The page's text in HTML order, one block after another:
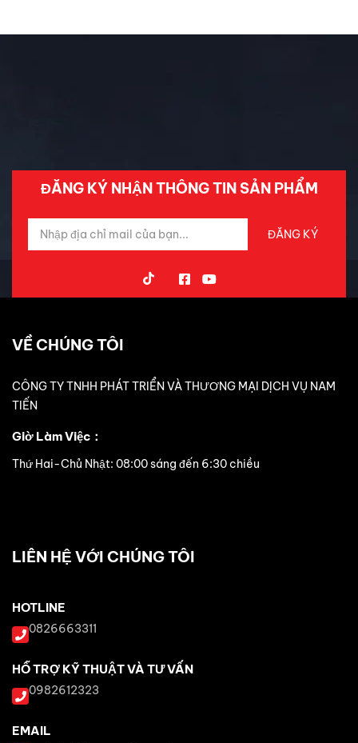
ĐĂNG KÝ NHẬN THÔNG TIN SẢN PHẨM
VỀ CHÚNG TÔI
CÔNG TY TNHH PHÁT TRIỂN VÀ THƯƠNG MẠI DỊCH VỤ NAM
TIẾN
Giờ Làm Việc：
Thứ Hai-Chủ Nhật: 08:00 sáng đến 6:30 chiều
LIÊN HỆ VỚI CHÚNG TÔI
HOTLINE
0826663311
HỖ TRỢ KỸ THUẬT VÀ TƯ VẤN
0982612323
EMAIL